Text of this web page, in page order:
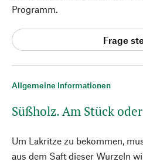
Allgemeine Informationen
Süßholz. Am Stück
Um Lakritze zu bekommen,
aus dem Saft dieser Wurzeln
Programm.
Frage